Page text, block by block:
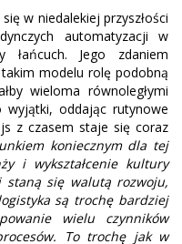
w niedalekiej przyszłości
automatyzacji w
łańcuch. Jego zdaniem
modelu rolę podobną
wieloma równoległymi
oddając rutynowe
z czasem staje się coraz
koniecznym dla tej
i wykształcenie kultury
się walutą rozwoju,
są trochę bardziej
wielu czynników
To trochę jak w